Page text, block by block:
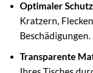
Optimaler
Kratzern,
Beschädigungen.
Transparente